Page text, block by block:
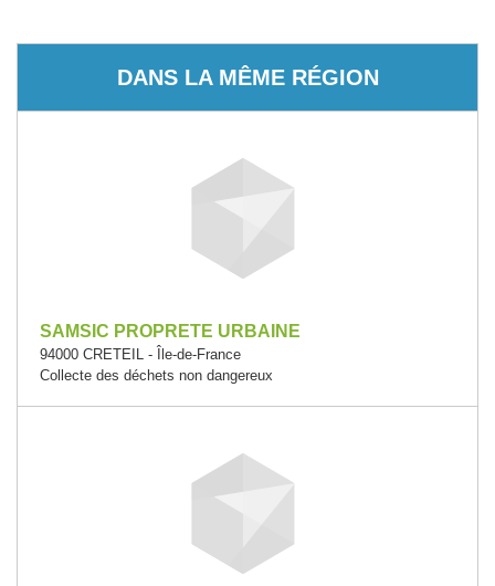
DANS LA MÊME RÉGION
SAMSIC PROPRETE URBAINE
94000 CRETEIL - Île-de-France
Collecte des déchets non dangereux